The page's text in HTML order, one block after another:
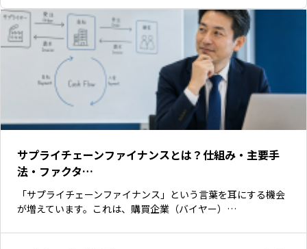
サプライチェーンファイナンスとは？仕組み・主要手
法・ファクタ…
「サプライチェーンファイナンス」という言葉を耳にする機会
が増えています。これは、購買企業（バイヤー）…